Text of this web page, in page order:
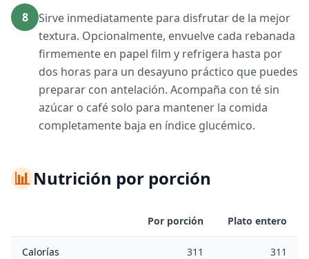
8
Sirve inmediatamente para disfrutar de la mejor
textura. Opcionalmente, envuelve cada rebanada
firmemente en papel film y refrigera hasta por
dos horas para un desayuno práctico que puedes
preparar con antelación. Acompaña con té sin
azúcar o café solo para mantener la comida
completamente baja en índice glucémico.
📊Nutrición por porción
Por porción Plato entero
Calorías 311 311